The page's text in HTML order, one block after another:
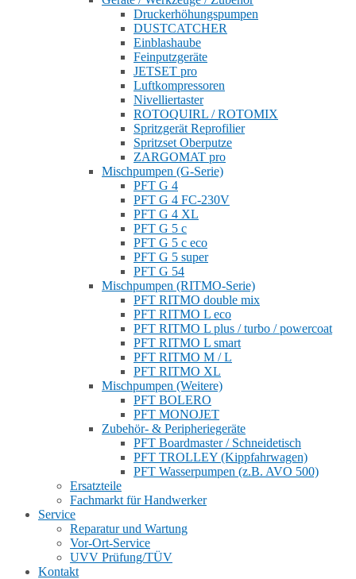
Druckerhöhungspumpen
DUSTCATCHER
Einblashaube
Feinputzgeräte
JETSET pro
Luftkompressoren
Nivelliertaster
ROTOQUIRL / ROTOMIX
Spritzgerät Reprofilier
Spritzset Oberputze
ZARGOMAT pro
Mischpumpen (G-Serie)
PFT G 4
PFT G 4 FC-230V
PFT G 4 XL
PFT G 5 c
PFT G 5 c eco
PFT G 5 super
PFT G 54
Mischpumpen (RITMO-Serie)
PFT RITMO double mix
PFT RITMO L eco
PFT RITMO L plus / turbo / powercoat
PFT RITMO L smart
PFT RITMO M / L
PFT RITMO XL
Mischpumpen (Weitere)
PFT BOLERO
PFT MONOJET
Zubehör- & Peripheriegeräte
PFT Boardmaster / Schneidetisch
PFT TROLLEY (Kippfahrwagen)
PFT Wasserpumpen (z.B. AVO 500)
Ersatzteile
Fachmarkt für Handwerker
Service
Reparatur und Wartung
Vor-Ort-Service
UVV Prüfung/TÜV
Kontakt